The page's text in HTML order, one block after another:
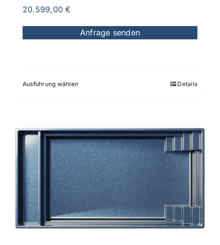
20.599,00€
Anfrage senden
Ausführung wählenDieses
Varianten
auf.
Die
Optionen
können
auf
der
Produktseite
Details